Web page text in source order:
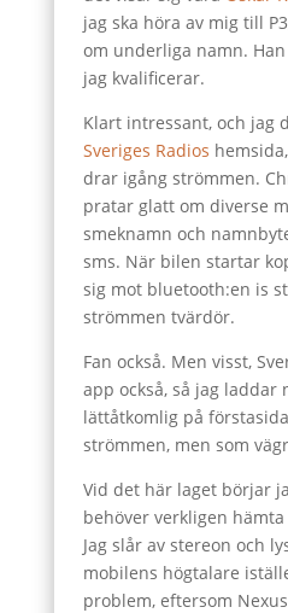
jag ska höra av mig till
om underliga namn.
jag kvalificerar.
Klart intressant, och jag
Sveriges Radios
drar igång strömmen.
pratar glatt om diverse
smeknamn och
sms. När bilen startar
sig mot bluetooth:en is
strömmen tvärdör.
Fan också. Men visst,
app också, så jag laddar
lättåtkomlig på
strömmen, men som
Vid det här laget börjar
behöver verkligen
Jag slår av stereon och
mobilens högtalare
problem, eftersom